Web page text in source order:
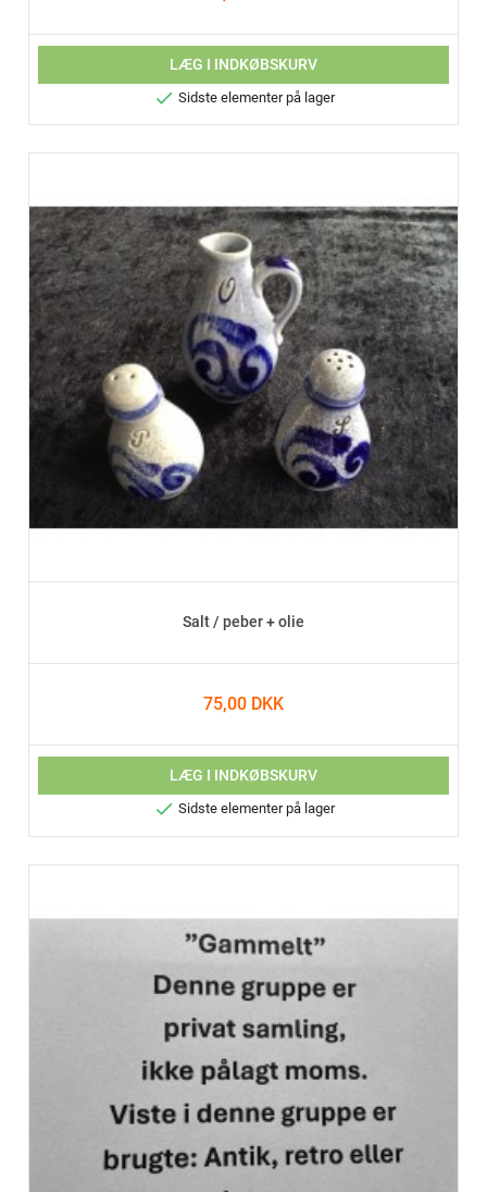
LÆG I INDKØBSKURV
 Sidste elementer på lager
Salt / peber + olie
75,00 DKK
LÆG I INDKØBSKURV
 Sidste elementer på lager